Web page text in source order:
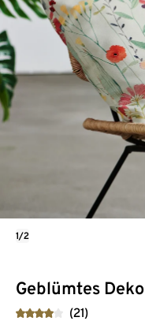
Geblümtes
(21)
1/2